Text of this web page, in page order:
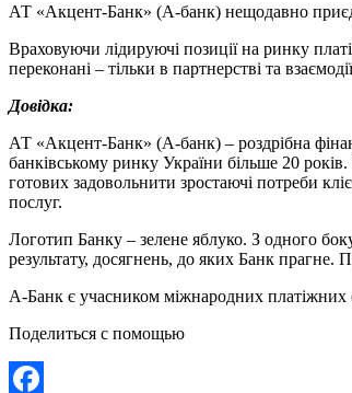
АТ «Акцент-Банк» (А-банк) нещодавно
Враховуючи лідируючі позиції на ринку
переконані – тільки в партнерстві та
Довідка:
АТ «Акцент-Банк» (А-банк) – роздрібна
банківському ринку України більше 20
готових задовольнити зростаючі потреби
послуг.
Логотип Банку – зелене яблуко. З одного
результату, досягнень, до яких Банк прагне.
А-Банк є учасником міжнародних платіжних
Поделиться с помощью